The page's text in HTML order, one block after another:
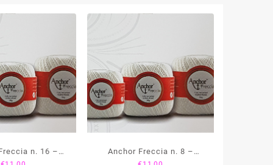
n. 16 –
Anchor Freccia n. 8 –